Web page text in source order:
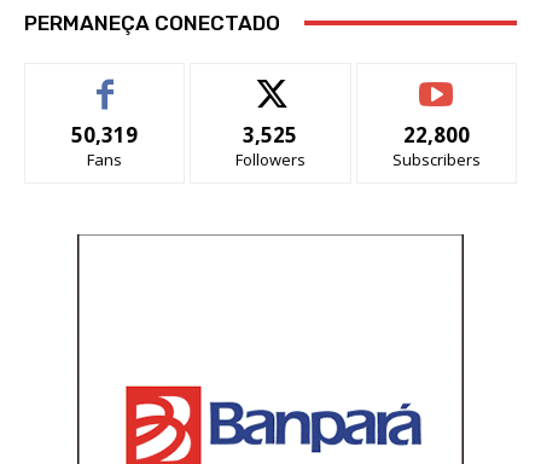
PERMANEÇA CONECTADO
50,319
Fans
3,525
Followers
22,800
Subscribers